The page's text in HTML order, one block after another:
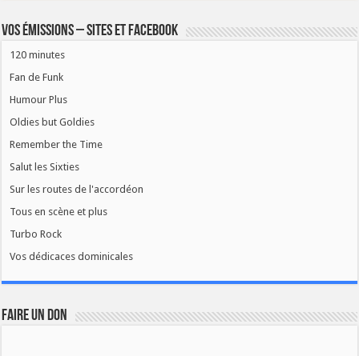
Vos émissions – Sites et Facebook
120 minutes
Fan de Funk
Humour Plus
Oldies but Goldies
Remember the Time
Salut les Sixties
Sur les routes de l'accordéon
Tous en scène et plus
Turbo Rock
Vos dédicaces dominicales
FAIRE UN DON